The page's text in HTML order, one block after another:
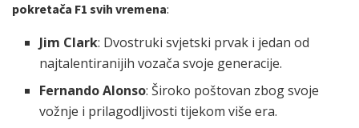
pokretača F1 svih vremena:
Jim Clark: Dvostruki svjetski prvak i jedan od
najtalentiranijih vozača svoje generacije.
Fernando Alonso: Široko poštovan zbog svoje
vožnje i prilagodljivosti tijekom više era.